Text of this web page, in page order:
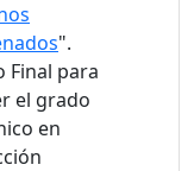
".
Final para
el grado
en